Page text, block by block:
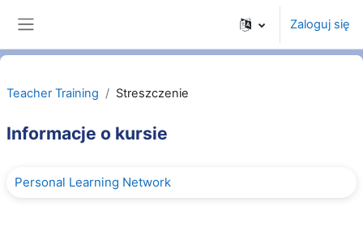
Zaloguj się
Teacher Training Streszczenie
Informacje o kursie
Personal Learning Network